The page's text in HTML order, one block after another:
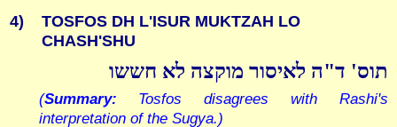
4)
TOSFOS DH L'ISUR MUKTZAH LO
CHASH'SHU
תוס' ד"ה לאיסור מוקצה לא חששו
(Summary: Tosfos disagrees with Rashi's
interpretation of the Sugya.)